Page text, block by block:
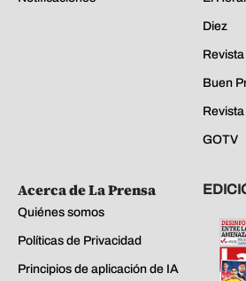
Diez
Buen
GOTV
Acerca de La Prensa
Quiénes somos
Políticas de Privacidad
Principios de aplicación de IA